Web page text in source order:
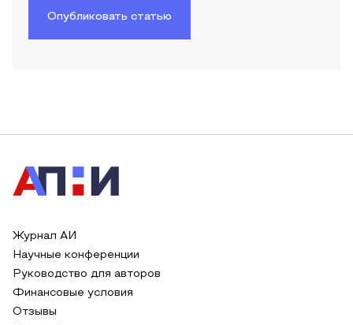
Опубликовать статью
Журнал АИ
Научные конференции
Руководство для авторов
Финансовые условия
Отзывы